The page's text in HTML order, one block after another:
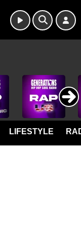
LIFESTYLE